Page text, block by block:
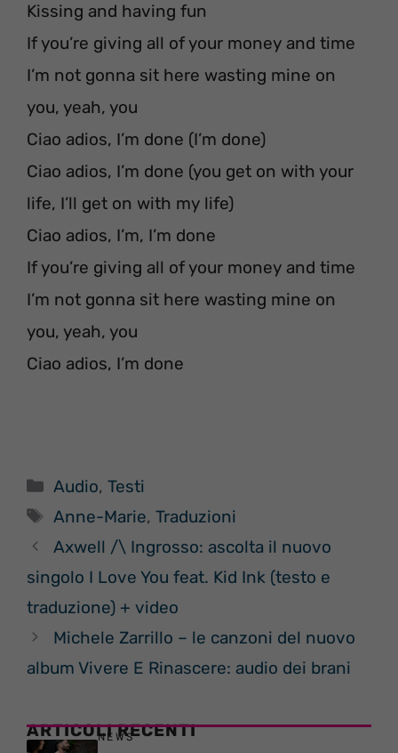
Kissing and having fun
If you’re giving all of your money and time
I’m not gonna sit here wasting mine on
you, yeah, you
Ciao adios, I’m done (I’m done)
Ciao adios, I’m done (you get on with your
life, I’ll get on with my life)
Ciao adios, I’m, I’m done
If you’re giving all of your money and time
I’m not gonna sit here wasting mine on
you, yeah, you
Ciao adios, I’m done
Categorie
Audio,Testi
Tag
Anne-Marie,Traduzioni
Axwell /\ Ingrosso: ascolta il nuovo
singolo I Love You feat. Kid Ink (testo e
traduzione) + video
Michele Zarrillo – le canzoni del nuovo
album Vivere E Rinascere: audio dei brani
ARTICOLI RECENTI
NEWS